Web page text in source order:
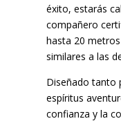
éxito, estarás
compañero
hasta 20
similares a las
Diseñado tanto
espíritus
confianza y la